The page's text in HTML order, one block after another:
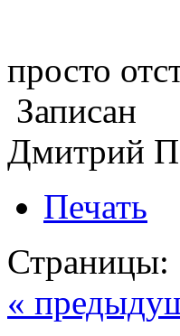
просто
Записан
Дмитрий
Печать
Страницы:
«